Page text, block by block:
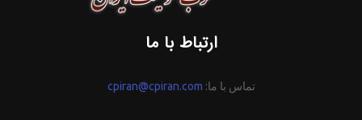
ارتباط با ما
تماس با ما: cpiran@cpiran.com